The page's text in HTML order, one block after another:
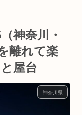
神奈川・
離れて楽
屋台
神奈川県